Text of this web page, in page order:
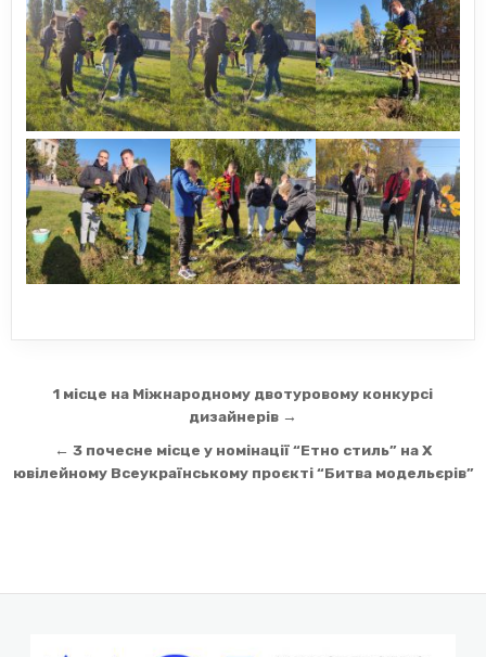
Навігація
1 місце на Міжнародному двотуровому конкурсі
дизайнерів →
← 3 почесне місце у номінації “Етно стиль” на Х
ювілейному Всеукраїнському проєкті “Битва модельєрів”